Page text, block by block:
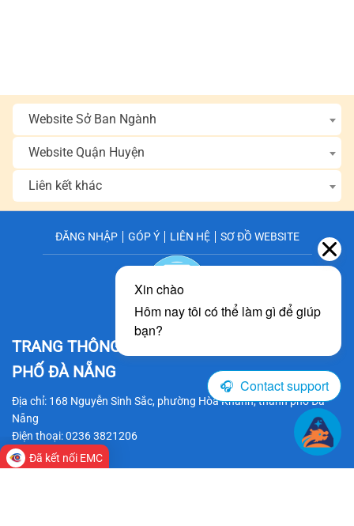
Website Sở Ban Ngành
Website Quận Huyện
Liên kết khác
ĐĂNG NHẬP GÓP Ý LIÊN HỆ SƠ ĐỒ WEBSITE
TRANG THÔNG TIN ĐIỆN TỬ SỞ Y TẾ
PHỐ ĐÀ NẴNG
Địa chỉ: 168 Nguyễn Sinh Sắc, phường Hòa Khánh, thành phố Đà
Nẵng
Điện thoại: 0236 3821206
Fax: 0236 3826276
Email: syt@danang.gov.vn
Đã kết nối EMC